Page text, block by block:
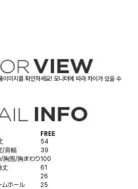
이미지를 확인하세요! 모니터에 따라 차이가 있을 수
FREE
54
/肩幅
39
围/胸まわり100
丈
61
26
ホール
25